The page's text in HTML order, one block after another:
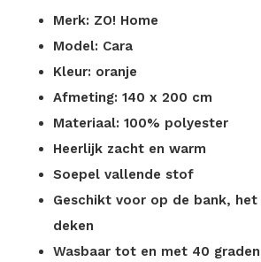
Merk: ZO! Home
Model: Cara
Kleur: oranje
Afmeting: 140 x 200 cm
Materiaal: 100% polyester
Heerlijk zacht en warm
Soepel vallende stof
Geschikt voor op de bank,
deken
Wasbaar tot en met 40 graden